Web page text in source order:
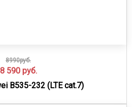
8990руб.
8 590 руб.
B535-232 (LTE cat.7)